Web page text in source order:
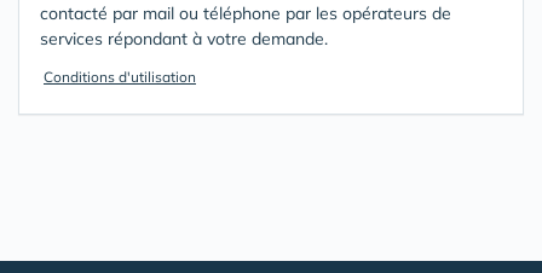
contacté par mail ou téléphone par les opérateurs de
services répondant à votre demande.
Conditions d'utilisation